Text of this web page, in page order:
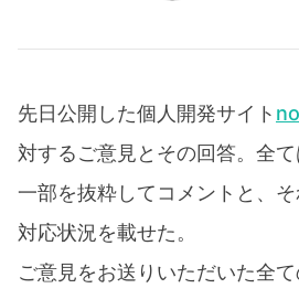
先日公開した個人開発サイト
対するご意見とその回答。全
一部を抜粋してコメントと、
対応状況を載せた。
ご意見をお送りいただいた全